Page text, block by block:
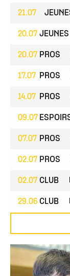
21.07 JEUNES
20.07 JEUNES
20.07 PROS
17.07 PROS
14.07 PROS
09.07
07.07 PROS
02.07 PROS
02.07 CLUB
29.06 CLUB